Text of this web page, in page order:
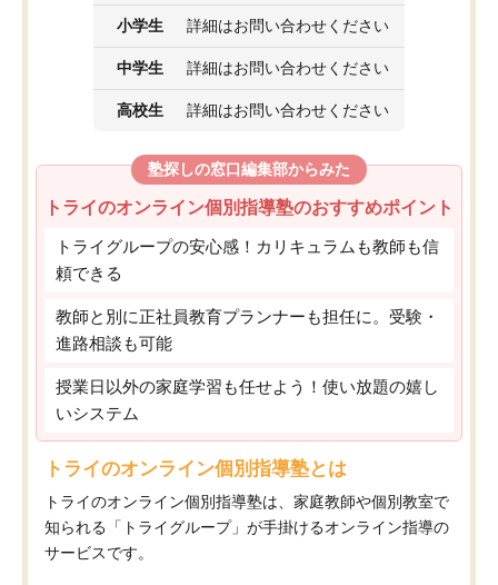
小学生 詳細はお問い合わせください
中学生 詳細はお問い合わせください
高校生 詳細はお問い合わせください
塾探しの窓口編集部からみた
トライのオンライン個別指導塾のおすすめポイント
トライグループの安心感！カリキュラムも教師も信
頼できる
教師と別に正社員教育プランナーも担任に。受験・
進路相談も可能
授業日以外の家庭学習も任せよう！使い放題の嬉し
いシステム
トライのオンライン個別指導塾とは
トライのオンライン個別指導塾は、家庭教師や個別教室で
知られる「トライグループ」が手掛けるオンライン指導の
サービスです。